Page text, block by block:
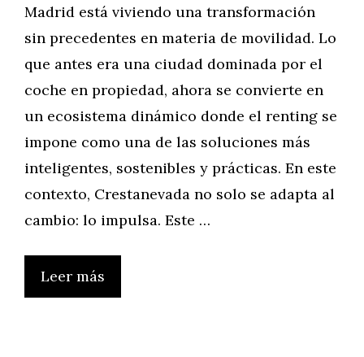
Madrid está viviendo una transformación
sin precedentes en materia de movilidad. Lo
que antes era una ciudad dominada por el
coche en propiedad, ahora se convierte en
un ecosistema dinámico donde el renting se
impone como una de las soluciones más
inteligentes, sostenibles y prácticas. En este
contexto, Crestanevada no solo se adapta al
cambio: lo impulsa. Este …
Leer más